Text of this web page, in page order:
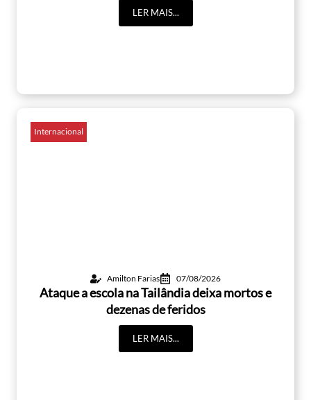
LER MAIS...
Internacional
Amilton Farias 07/08/2026
Ataque a escola na Tailândia deixa mortos e
dezenas de feridos
LER MAIS...